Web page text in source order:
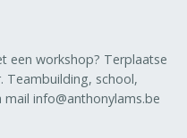
een workshop? Terplaatse
Teambuilding, school,
info@anthonylams.be